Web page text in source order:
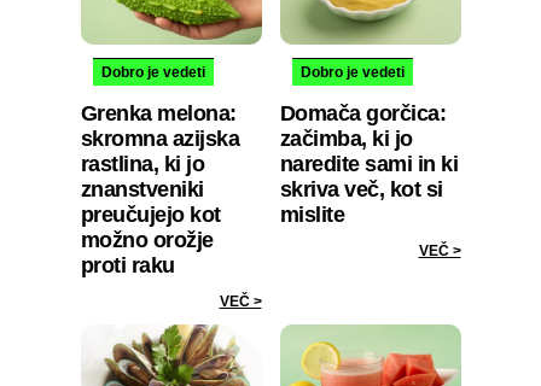
Dobro je vedeti
Grenka melona:
skromna azijska
rastlina, ki jo
znanstveniki
preučujejo kot
možno orožje
proti raku
VEČ >
Dobro je vedeti
Domača gorčica:
začimba, ki jo
naredite sami in ki
skriva več, kot si
mislite
VEČ >